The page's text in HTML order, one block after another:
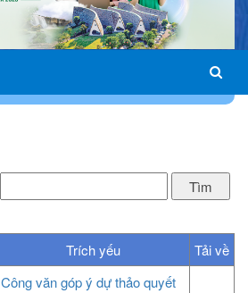
Trích yếu Tải về
Công văn góp ý dự thảo quyết